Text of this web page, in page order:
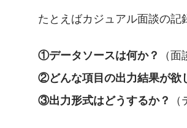
たとえばカジュアル面談の
①データソースは何か？ （
②どんな項目の出力結果が欲
③出力形式はどうするか？